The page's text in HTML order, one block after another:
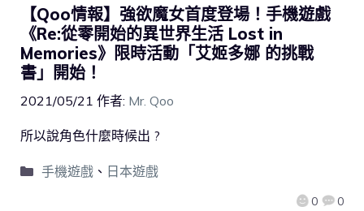
【Qoo情報】強欲魔女首度登場！手機遊戲
《Re:從零開始的異世界生活 Lost in
Memories》限時活動「艾姬多娜 的挑戰
書」開始！
2021/05/21 作者: Mr. Qoo
0 0
所以說角色什麼時候出 ?
手機遊戲、 日本遊戲